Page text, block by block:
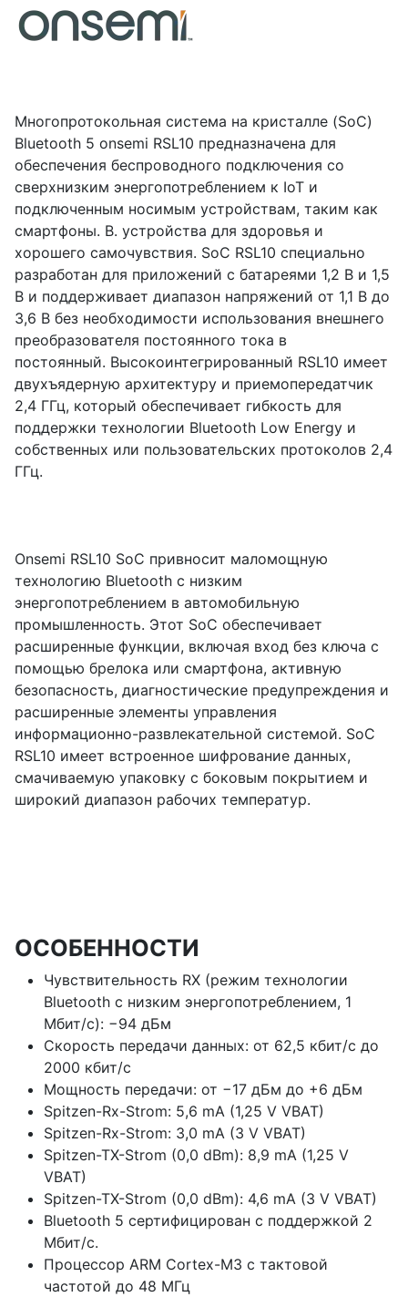
Многопротокольная система на кристалле (SoC)
Bluetooth 5 onsemi RSL10 предназначена для
обеспечения беспроводного подключения со
сверхнизким энергопотреблением к IoT и
подключенным носимым устройствам, таким как
смартфоны. B. устройства для здоровья и
хорошего самочувствия. SoC RSL10 специально
разработан для приложений с батареями 1,2 В и 1,5
В и поддерживает диапазон напряжений от 1,1 В до
3,6 В без необходимости использования внешнего
преобразователя постоянного тока в
постоянный. Высокоинтегрированный RSL10 имеет
двухъядерную архитектуру и приемопередатчик
2,4 ГГц, который обеспечивает гибкость для
поддержки технологии Bluetooth Low Energy и
собственных или пользовательских протоколов 2,4
ГГц.
Onsemi RSL10 SoC привносит маломощную
технологию Bluetooth с низким
энергопотреблением в автомобильную
промышленность. Этот SoC обеспечивает
расширенные функции, включая вход без ключа с
помощью брелока или смартфона, активную
безопасность, диагностические предупреждения и
расширенные элементы управления
информационно-развлекательной системой. SoC
RSL10 имеет встроенное шифрование данных,
смачиваемую упаковку с боковым покрытием и
широкий диапазон рабочих температур.
ОСОБЕННОСТИ
Чувствительность RX (режим технологии
Bluetooth с низким энергопотреблением, 1
Мбит/с): −94 дБм
Скорость передачи данных: от 62,5 кбит/с до
2000 кбит/с
Мощность передачи: от −17 дБм до +6 дБм
Spitzen-Rx-Strom: 5,6 mA (1,25 V VBAT)
Spitzen-Rx-Strom: 3,0 mA (3 V VBAT)
Spitzen-TX-Strom (0,0 dBm): 8,9 mA (1,25 V
VBAT)
Spitzen-TX-Strom (0,0 dBm): 4,6 mA (3 V VBAT)
Bluetooth 5 сертифицирован с поддержкой 2
Мбит/с.
Процессор ARM Cortex-M3 с тактовой
частотой до 48 МГц